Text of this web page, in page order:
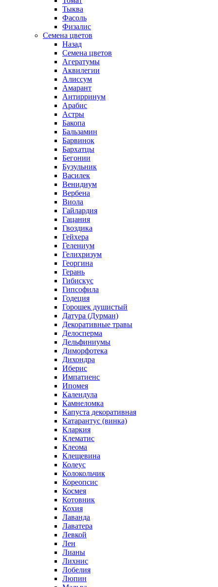
Тыква
Фасоль
Физалис
Семена цветов
Назад
Семена цветов
Агератумы
Аквилегии
Алиссум
Амарант
Антирринум
Арабис
Астры
Бакопа
Бальзамин
Барвинок
Бархатцы
Бегонии
Бузульник
Василек
Венидиум
Вербена
Виола
Гайлардия
Гацания
Гвоздика
Гейхера
Гелениум
Гелихризум
Георгина
Герань
Гибискус
Гипсофила
Годеция
Горошек душистый
Датура (Дурман)
Декоративные травы
Делосперма
Дельфиниумы
Диморфотека
Дихондра
Иберис
Импатиенс
Ипомея
Календула
Камнеломка
Капуста декоративная
Катарантус (винка)
Кларкия
Клематис
Клеома
Клещевина
Колеус
Колокольчик
Кореопсис
Космея
Котовник
Кохия
Лаванда
Лаватера
Левкой
Лен
Лианы
Лихнис
Лобелия
Люпин